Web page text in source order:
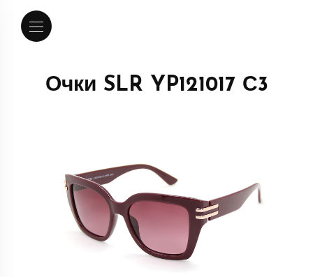
Очки SLR YP121017 С3